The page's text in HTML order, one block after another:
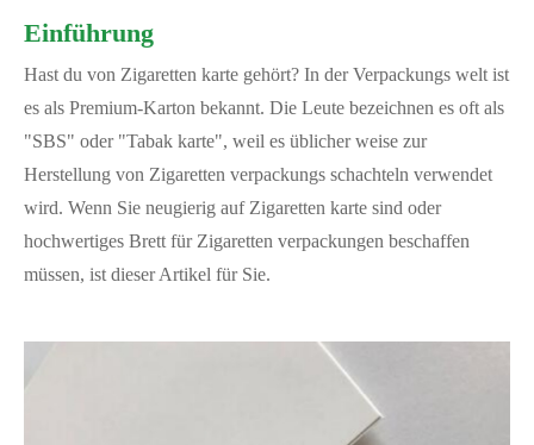
Einführung
Hast du von Zigaretten karte gehört? In der Verpackungs welt ist
es als Premium-Karton bekannt. Die Leute bezeichnen es oft als
"SBS" oder "Tabak karte", weil es üblicher weise zur
Herstellung von Zigaretten verpackungs schachteln verwendet
wird. Wenn Sie neugierig auf Zigaretten karte sind oder
hochwertiges Brett für Zigaretten verpackungen beschaffen
müssen, ist dieser Artikel für Sie.